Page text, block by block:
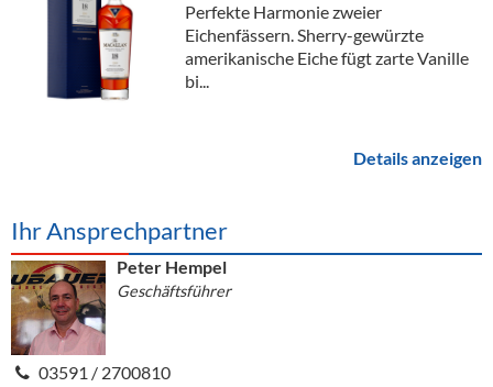
Perfekte Harmonie zweier
Eichenfässern. Sherry-gewürzte
amerikanische Eiche fügt zarte Vanille
bi...
Details anzeigen
Ihr Ansprechpartner
Peter Hempel
Geschäftsführer
03591 / 2700810